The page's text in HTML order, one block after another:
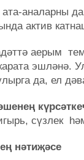
аналарны
актив
аерым
эшләнә.
да, ел
сүзлек
нәтиҗәсе